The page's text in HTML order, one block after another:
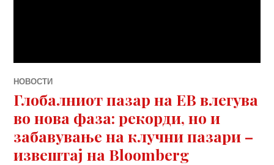
НОВОСТИ
Глобалниот пазар на ЕВ влегува
во нова фаза: рекорди, но и
забавување на клучни пазари –
извештај на Bloomberg